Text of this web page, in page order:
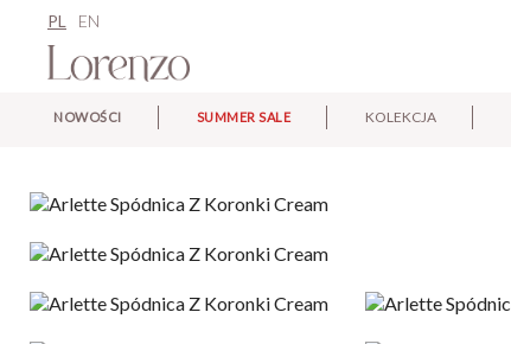
PL EN
NOWOŚCI SUMMER SALE KOLEKCJA